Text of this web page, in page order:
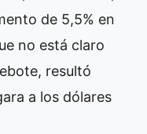
de 5,5% en
no está claro
resultó
a los dólares